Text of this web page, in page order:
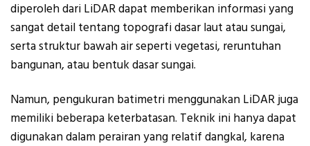
diperoleh dari LiDAR dapat memberikan informasi yang
sangat detail tentang topografi dasar laut atau sungai,
serta struktur bawah air seperti vegetasi, reruntuhan
bangunan, atau bentuk dasar sungai.
Namun, pengukuran batimetri menggunakan LiDAR juga
memiliki beberapa keterbatasan. Teknik ini hanya dapat
digunakan dalam perairan yang relatif dangkal, karena